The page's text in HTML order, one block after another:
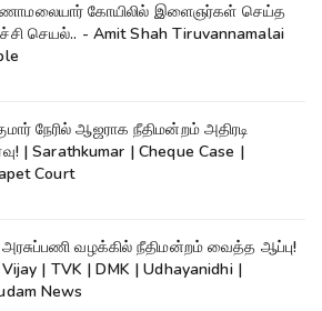
கோயிலில் இளைஞர்கள் செய்த
செயல்.. - Amit Shah Tiruvannamalai
நேரில் ஆஜராக நீதிமன்றம் அதிரடி
| Sarathkumar | Cheque Case |
Court
அரசுப்பணி வழக்கில் நீதிமன்றம் வைத்த ஆப்பு!
Vijay | TVK | DMK | Udhayanidhi |
News